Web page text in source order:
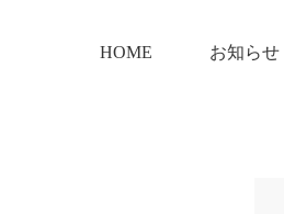
HOME お知らせ